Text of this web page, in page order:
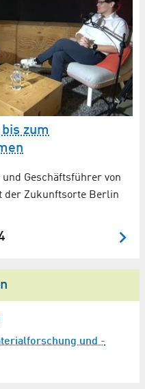
zum
Geschäftsführer von
der Zukunftsorte Berlin
und -